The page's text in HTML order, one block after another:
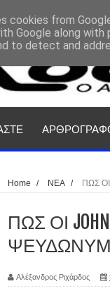
Home / ΝΕΑ / ΠΩΣ
ΠΩΣ ΟΙ
Αλέξανδρος Ριχάρδος
cookies from
Google along
to detect and